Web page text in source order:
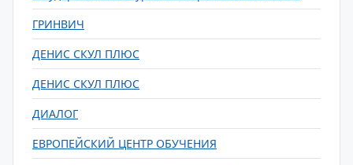
ГРИНВИЧ
ДЕНИС СКУЛ ПЛЮС
ДЕНИС СКУЛ ПЛЮС
ДИАЛОГ
ЕВРОПЕЙСКИЙ ЦЕНТР ОБУЧЕНИЯ